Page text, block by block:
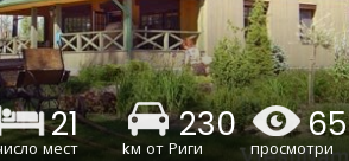
21
мест
230
kм от Риги просмотри